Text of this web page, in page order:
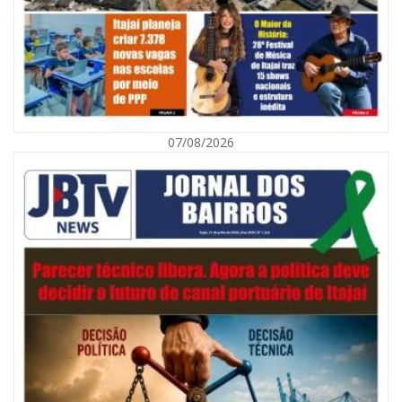
Navegantes celebra 64 anos com shows nacionais de Ferrugem, Banda
Morada e Chiquito & Bordoneio
ITAJAÍ
07/08/2026